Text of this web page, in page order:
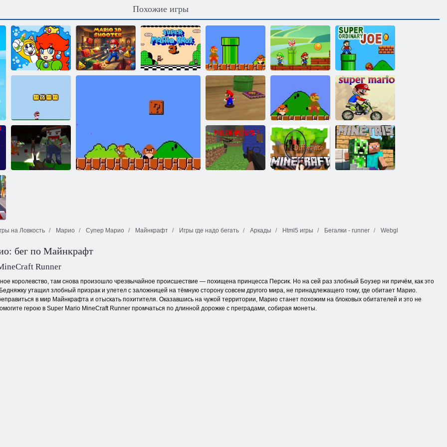
Похожие игры
Веселый
Супер братья
Марио 3
Супер Марио
HTML5
Братья Марио
спасают
принцессу
Супер обычный
Джо
Производитель
Марио 2
Возвращение
на остров
Йоши
Супер Марио
Классика
Супер Марио
на мотоцикле
на Ловкость Марио Супер Марио Майнкрафт Игры где надо бегать Аркады Html5 игры Бегалки - runner Webgl
бег по Майнкрафт
Runner
королевство, там снова произошло чрезвычайное происшествие — похищена принцесса Персик. Но на сей раз злобный Боузер ни причём, как это
утащил злобный призрак и улетел с заложницей на тёмную сторону совсем другого мира, не принадлежащего тому, где обитает Марио.
в мир Майнкрафта и отыскать похитителя. Оказавшись на чужой территории, Марио станет похожим на блоковых обитателей и это не
герою в Super Mario MineCraft Runner промчаться по длинной дорожке с преградами, собирая монеты.